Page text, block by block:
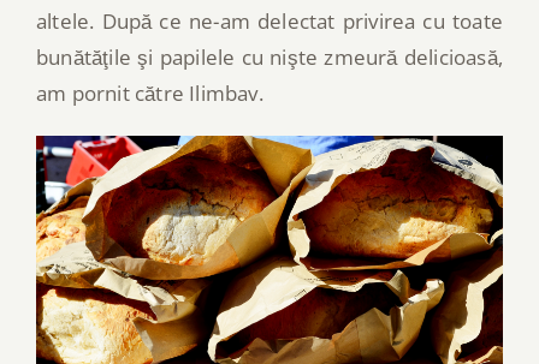
altele. După ce ne-am delectat privirea cu toate
bunătăţile şi papilele cu nişte zmeură delicioasă,
am pornit către Ilimbav.